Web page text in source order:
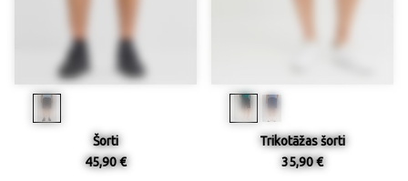
Šorti
45,90 €
Trikotāžas šorti
35,90 €